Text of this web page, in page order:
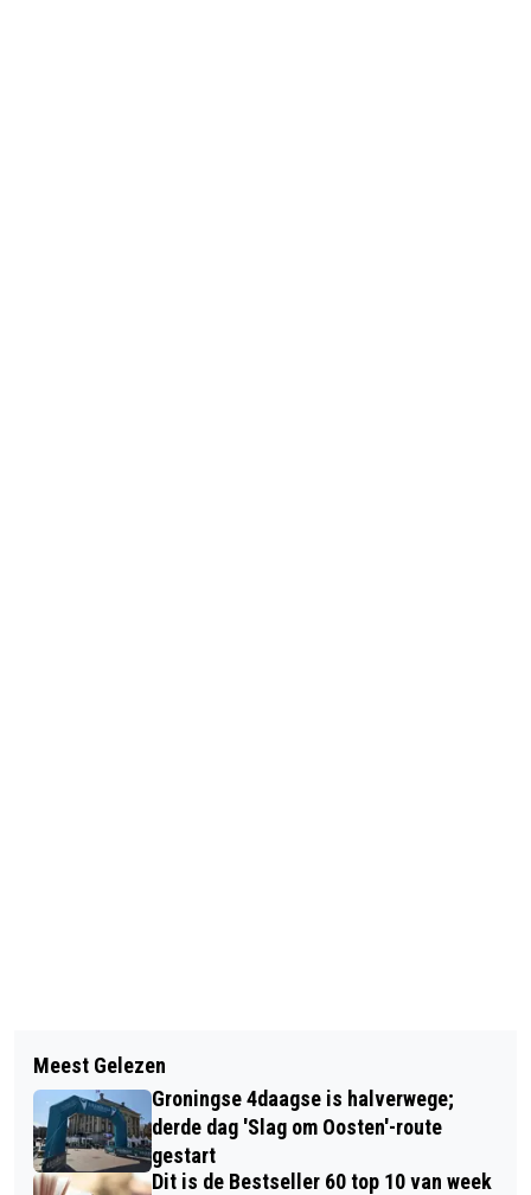
THOMAS ERDBRINK, EVA JINEK EN
SPINVIS TE GAST BIJ ZOMERTALKS
VAN FORUM GRONINGEN
PARKDAG IN STADSPARK ZATERDAG
VOOR VIERING 100-JARIG BESTAAN
Meest Gelezen
Groningse 4daagse is halverwege;
derde dag 'Slag om Oosten'-route
gestart
Dit is de Bestseller 60 top 10 van week